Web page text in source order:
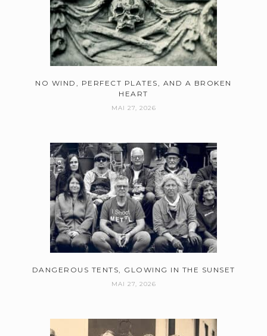
NO WIND, PERFECT PLATES, AND A BROKEN
HEART
MAI 27, 2026
DANGEROUS TENTS, GLOWING IN THE SUNSET
MAI 27, 2026